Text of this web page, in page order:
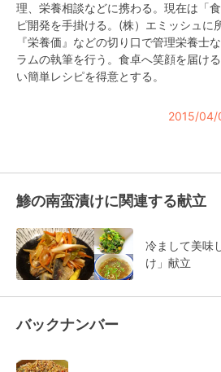
理、栄養相談などに携わる。現在は「
ピ開発を手掛ける。(株）エミッシュに
『栄養価』などの切り口で管理栄養士
ラムの執筆を行う。食卓へ笑顔を届け
い簡単レシピを得意とする。
2015/04/
鯵の南蛮漬けに関連する献立
冷まして美味
け」献立
バックナンバー